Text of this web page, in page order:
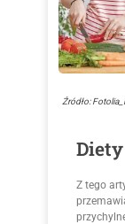
Źródło:
Z tego